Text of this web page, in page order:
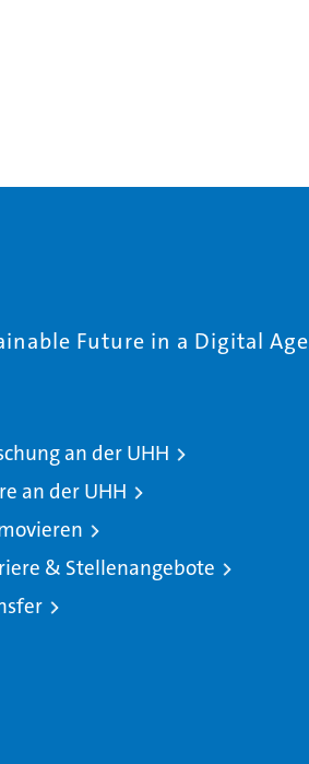
Future in a Digital Age
an der UHH
an der UHH
& Stellenangebote